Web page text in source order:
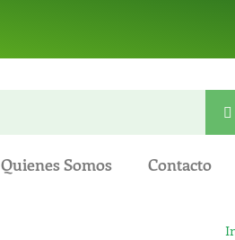
Quienes Somos Contacto